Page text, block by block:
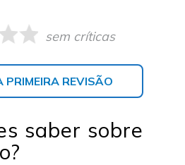
sem críticas
PRIMEIRA REVISÃO
saber sobre